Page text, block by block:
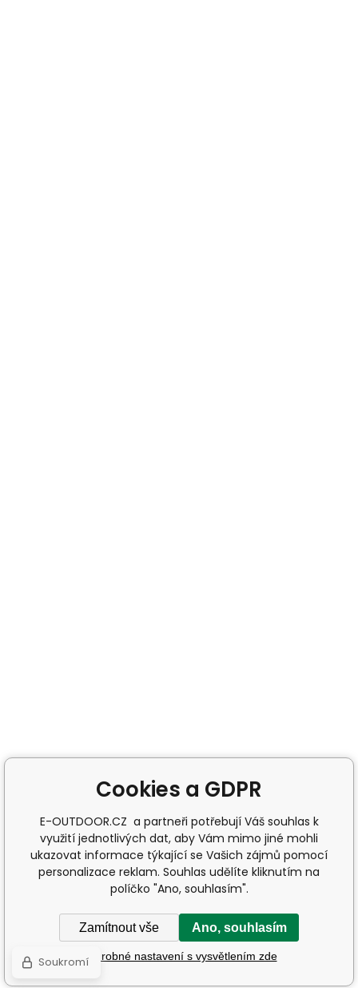
Cookies a GDPR
E-OUTDOOR.CZ a partneři potřebují Váš souhlas k
využití jednotlivých dat, aby Vám mimo jiné mohli
ukazovat informace týkající se Vašich zájmů pomocí
personalizace reklam. Souhlas udělíte kliknutím na
políčko "Ano, souhlasím".
Zamítnout vše Ano, souhlasím
Podrobné nastavení s vysvětlením zde
Soukromí